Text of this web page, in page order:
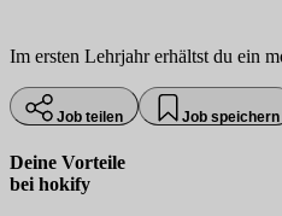
Im ersten Lehrjahr erhältst du ein
Job teilen Job speichern
Deine Vorteile
bei hokify